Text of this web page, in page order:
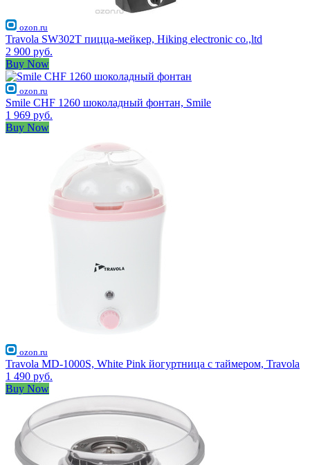
ozon.ru
Travola SW302T пицца-мейкер, Hiking electronic co.,ltd
2 900 руб.
Buy Now
ozon.ru
Smile CHF 1260 шоколадный фонтан, Smile
1 969 руб.
Buy Now
ozon.ru
Travola MD-1000S, White Pink йогуртница с таймером, Travola
1 490 руб.
Buy Now